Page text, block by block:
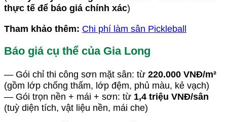
thực tế để báo giá chính xác)
Tham khảo thêm: Chi phí làm sân Pickleball
Báo giá cụ thể của Gia Long
— Gói chỉ thi công sơn mặt sân: từ 220.000 VNĐ/m²
(gồm lớp chống thấm, lớp đệm, phủ màu, kẻ vạch)
— Gói trọn nền + mái + sơn: từ 1,4 triệu VNĐ/sân
(tuỳ diện tích, vật liệu nền, mái che)